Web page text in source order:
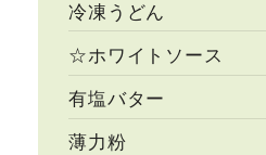
冷凍うどん
☆ホワイトソース
有塩バター
薄力粉